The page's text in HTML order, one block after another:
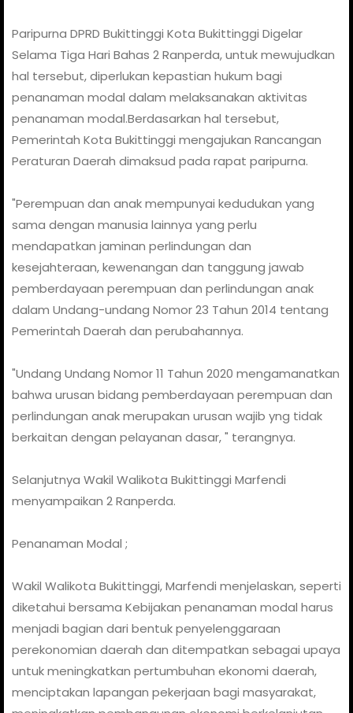
Paripurna DPRD Bukittinggi Kota Bukittinggi Digelar
Selama Tiga Hari Bahas 2 Ranperda, untuk mewujudkan
hal tersebut, diperlukan kepastian hukum bagi
penanaman modal dalam melaksanakan aktivitas
penanaman modal.Berdasarkan hal tersebut,
Pemerintah Kota Bukittinggi mengajukan Rancangan
Peraturan Daerah dimaksud pada rapat paripurna.
"Perempuan dan anak mempunyai kedudukan yang
sama dengan manusia lainnya yang perlu
mendapatkan jaminan perlindungan dan
kesejahteraan, kewenangan dan tanggung jawab
pemberdayaan perempuan dan perlindungan anak
dalam Undang-undang Nomor 23 Tahun 2014 tentang
Pemerintah Daerah dan perubahannya.
"Undang Undang Nomor 11 Tahun 2020 mengamanatkan
bahwa urusan bidang pemberdayaan perempuan dan
perlindungan anak merupakan urusan wajib yng tidak
berkaitan dengan pelayanan dasar, " terangnya.
Selanjutnya Wakil Walikota Bukittinggi Marfendi
menyampaikan 2 Ranperda.
Penanaman Modal ;
Wakil Walikota Bukittinggi, Marfendi menjelaskan, seperti
diketahui bersama Kebijakan penanaman modal harus
menjadi bagian dari bentuk penyelenggaraan
perekonomian daerah dan ditempatkan sebagai upaya
untuk meningkatkan pertumbuhan ekonomi daerah,
menciptakan lapangan pekerjaan bagi masyarakat,